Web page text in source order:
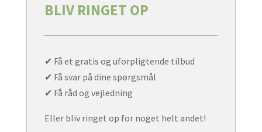
BLIV RINGET OP
✔ Få et gratis og uforpligtende tilbud
✔ Få svar på dine spørgsmål
✔ Få råd og vejledning
Eller bliv ringet op for noget helt andet!